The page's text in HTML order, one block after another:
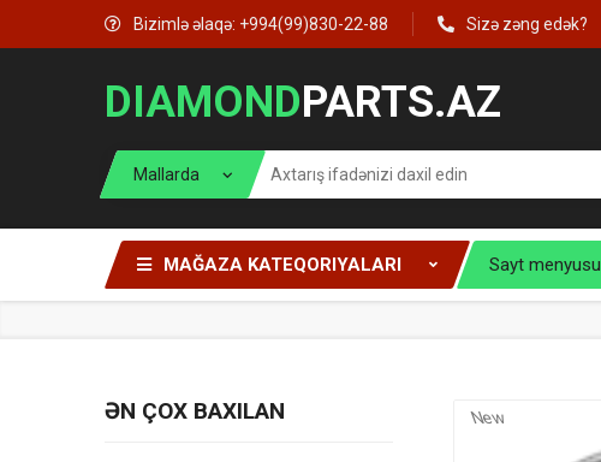
Bizimlə əlaqə: +994(99)830-22-88 Sizə zəng edək?
DIAMONDPARTS.AZ
MAĞAZA KATEQORIYALARI Sayt menyusu
New
ƏN ÇOX BAXILAN